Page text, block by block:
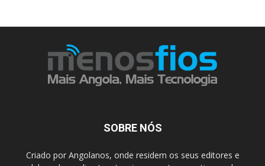
SOBRE NÓS
Criado por Angolanos, onde residem os seus editores e